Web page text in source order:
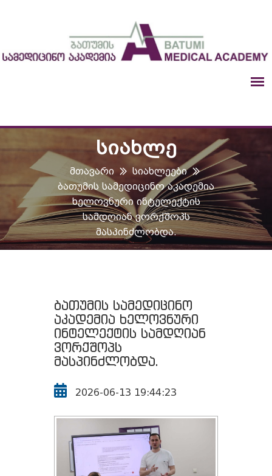
ᲡᲘᲐᲮᲚᲔ
Მთავარი
Სიახლეები
Ბათუმის Სამედიცინო Აკადემია
Ხელოვნური Ინტელექტის
Სამდღიან Ვორქშოპს
Მასპინძლობდა.
ბათუმის სამედიცინო
აკადემია ხელოვნური
ინტელექტის სამდღიან
ვორქშოპს
მასპინძლობდა.
2026-06-13 19:44:23